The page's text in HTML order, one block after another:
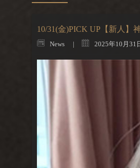
10/31(金)PICK UP【新人
News 2025年10月31